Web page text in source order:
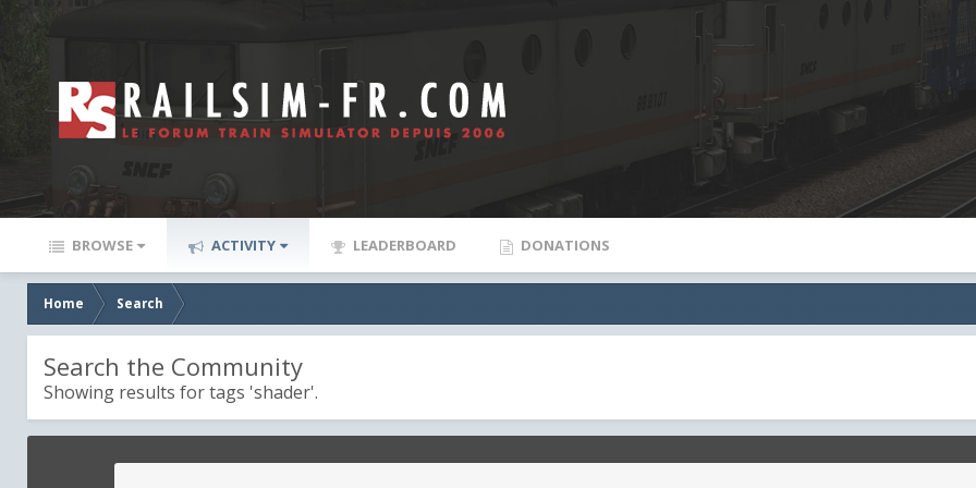
BROWSE ACTIVITY LEADERBOARD DONATIONS
Home Search
Search the Community
Showing results for tags 'shader'.